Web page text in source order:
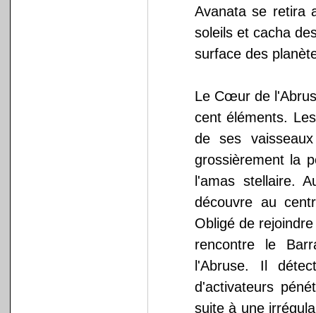
Avanata se retira
soleils et cacha
surface des
Le Cœur de
cent éléments.
de ses
grossièrement la
l'amas stellaire.
découvre au
Obligé de
rencontre le
l'Abruse. Il
d'activateurs
suite à une